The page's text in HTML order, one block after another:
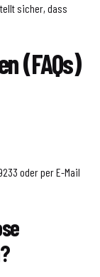
sicher, dass
(FAQs)
oder per E-Mail